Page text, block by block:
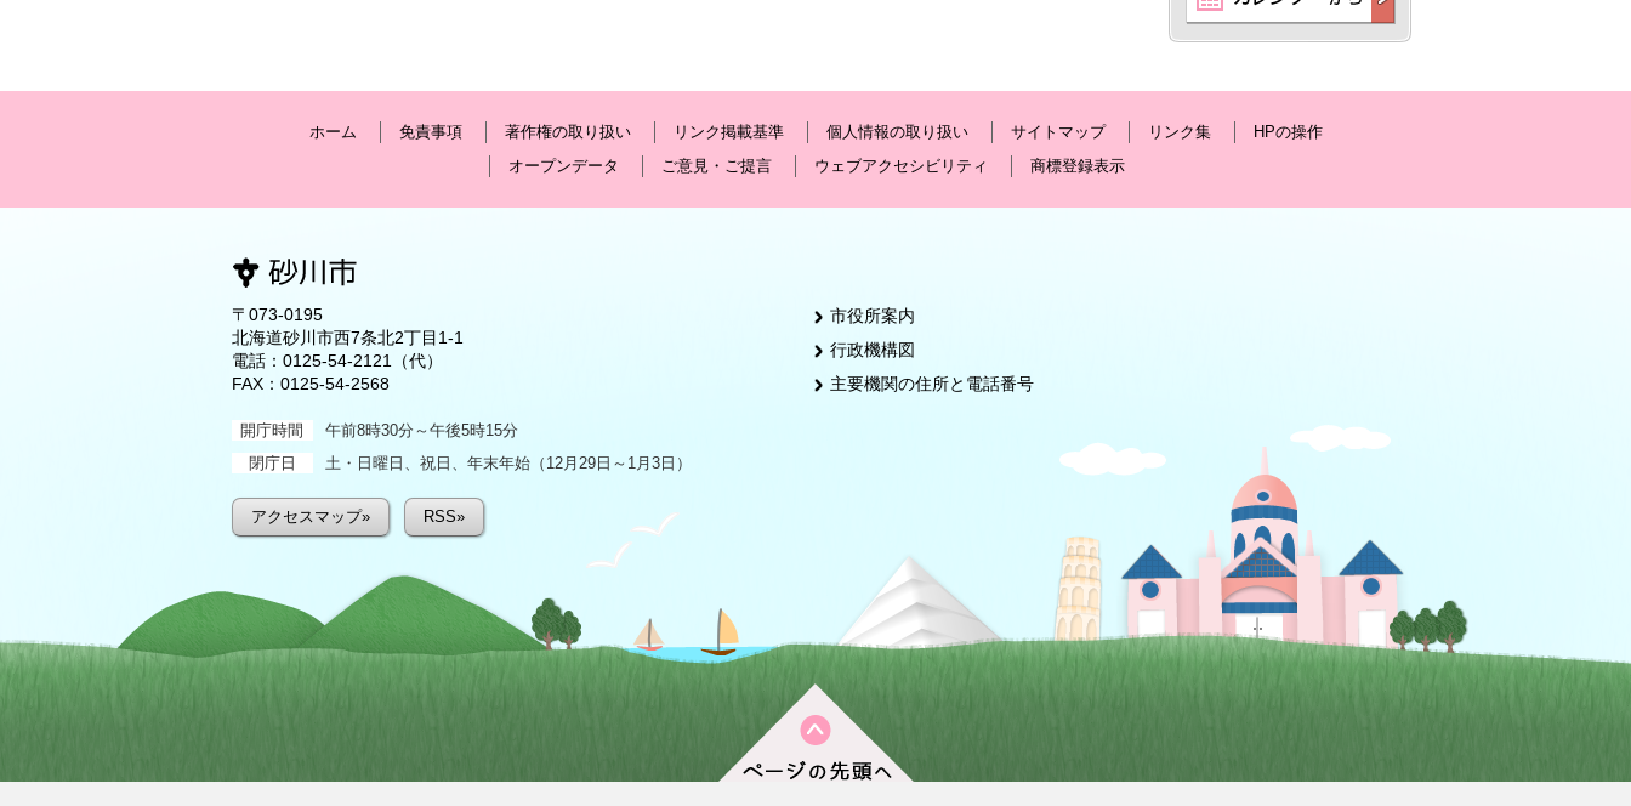
ホーム 免責事項 著作権の取り扱い リンク掲載基準 個人情報の取り扱い サイトマップ リンク集
HPの操作
オープンデータ
ご意見・ご提言 ウェブアクセシビリティ 商標登録表示
〒073-0195
北海道砂川市西7条北2丁目1-1
電話： 0125-54-2121
（代）
FAX：0125-54-2568
開庁時間
午前8時30分～午後5時15分
閉庁日
土・日曜日、祝日、年末年始（12月29日～1月3日）
アクセスマップ» RSS»
市役所案内
行政機構図
主要機関の住所と電話番号